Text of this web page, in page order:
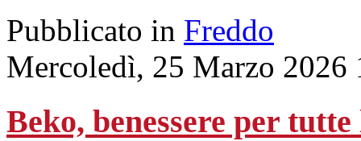
Pubblicato in Freddo
Mercoledì, 25 Marzo 2026
Beko, benessere per